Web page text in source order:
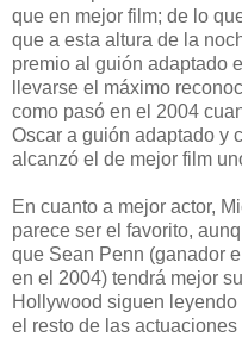
que en mejor film; de lo
que a esta altura de la
premio al guión adaptado
llevarse el máximo
como pasó en el 2004
Oscar a guión adaptado y
alcanzó el de mejor film
En cuanto a mejor actor,
parece ser el favorito,
que Sean Penn (ganador
en el 2004) tendrá mejor
Hollywood siguen
el resto de las